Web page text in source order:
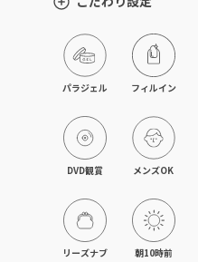
飯能・東飯能
春日部・岩槻
熊谷・行田
坂戸・若葉・
上尾・桶川・
久喜・幸手・
パラジェル フィルイン
DVD観賞 メンズOK
リーズナブ
朝10時前